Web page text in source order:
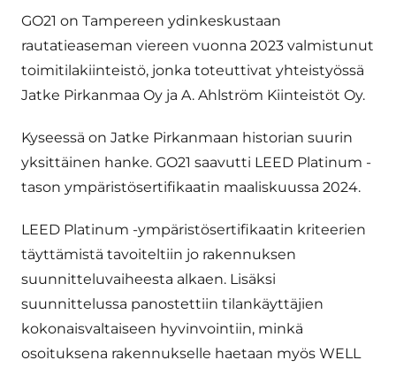
GO21 on Tampereen ydinkeskustaan
rautatieaseman viereen vuonna 2023 valmistunut
toimitilakiinteistö, jonka toteuttivat yhteistyössä
Jatke Pirkanmaa Oy ja A. Ahlström Kiinteistöt Oy.
Kyseessä on Jatke Pirkanmaan historian suurin
yksittäinen hanke. GO21 saavutti LEED Platinum -
tason ympäristösertifikaatin maaliskuussa 2024.
LEED Platinum -ympäristösertifikaatin kriteerien
täyttämistä tavoiteltiin jo rakennuksen
suunnitteluvaiheesta alkaen. Lisäksi
suunnittelussa panostettiin tilankäyttäjien
kokonaisvaltaiseen hyvinvointiin, minkä
osoituksena rakennukselle haetaan myös WELL